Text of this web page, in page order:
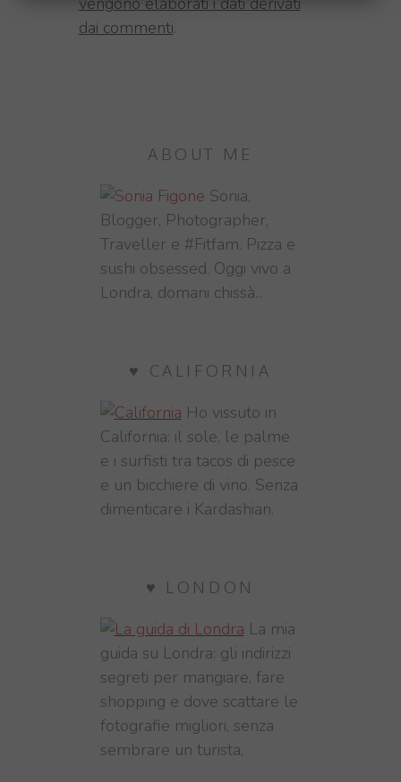
dai commenti.
ABOUT ME
Sonia,
Blogger, Photographer,
Traveller e #Fitfam. Pizza e
sushi obsessed. Oggi vivo a
Londra, domani chissà...
♥ CALIFORNIA
Ho vissuto in
California: il sole, le palme
e i surfisti tra tacos di pesce
e un bicchiere di vino. Senza
dimenticare i Kardashian.
♥ LONDON
La mia
guida su Londra: gli indirizzi
segreti per mangiare, fare
shopping e dove scattare le
fotografie migliori, senza
sembrare un turista,